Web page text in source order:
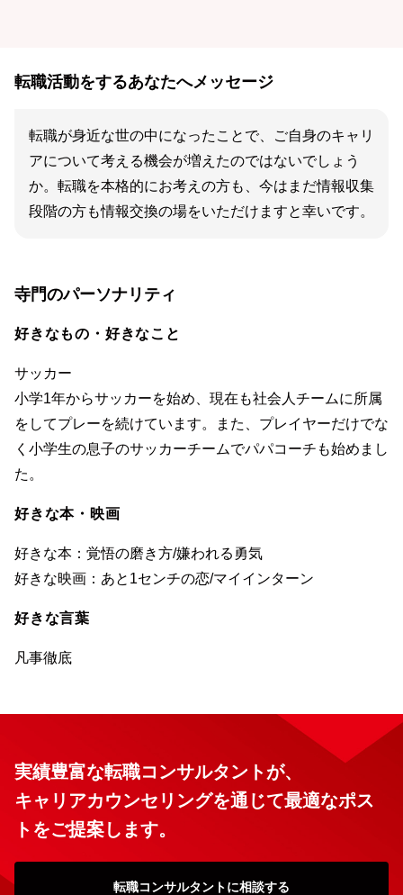
転職活動をするあなたへメッセージ
転職が身近な世の中になったことで、ご自身のキャリ
アについて考える機会が増えたのではないでしょう
か。転職を本格的にお考えの方も、今はまだ情報収集
段階の方も情報交換の場をいただけますと幸いです。
寺門のパーソナリティ
好きなもの・好きなこと
サッカー
小学1年からサッカーを始め、現在も社会人チームに所属
をしてプレーを続けています。また、プレイヤーだけでな
く小学生の息子のサッカーチームでパパコーチも始めまし
た。
好きな本・映画
好きな本：覚悟の磨き方/嫌われる勇気
好きな映画：あと1センチの恋/マイインターン
好きな言葉
凡事徹底
実績豊富な転職コンサルタントが、
キャリアカウンセリングを通じて最適なポス
トをご提案します。
転職コンサルタントに相談する